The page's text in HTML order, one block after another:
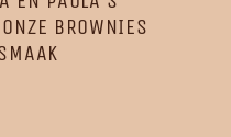
BROWNIES